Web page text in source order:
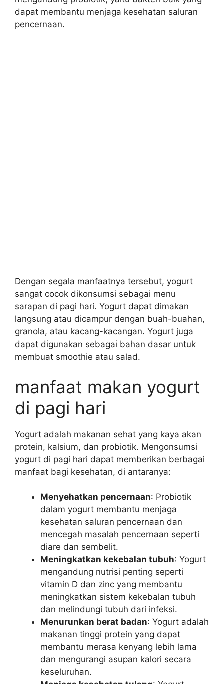
dapat membantu menjaga kesehatan saluran
pencernaan.
Dengan segala manfaatnya tersebut, yogurt
sangat cocok dikonsumsi sebagai menu
sarapan di pagi hari. Yogurt dapat dimakan
langsung atau dicampur dengan buah-buahan,
granola, atau kacang-kacangan. Yogurt juga
dapat digunakan sebagai bahan dasar untuk
membuat smoothie atau salad.
manfaat makan yogurt
di pagi hari
Yogurt adalah makanan sehat yang kaya akan
protein, kalsium, dan probiotik. Mengonsumsi
yogurt di pagi hari dapat memberikan berbagai
manfaat bagi kesehatan, di antaranya:
Menyehatkan pencernaan: Probiotik
dalam yogurt membantu menjaga
kesehatan saluran pencernaan dan
mencegah masalah pencernaan seperti
diare dan sembelit.
Meningkatkan kekebalan tubuh: Yogurt
mengandung nutrisi penting seperti
vitamin D dan zinc yang membantu
meningkatkan sistem kekebalan tubuh
dan melindungi tubuh dari infeksi.
Menurunkan berat badan: Yogurt adalah
makanan tinggi protein yang dapat
membantu merasa kenyang lebih lama
dan mengurangi asupan kalori secara
keseluruhan.